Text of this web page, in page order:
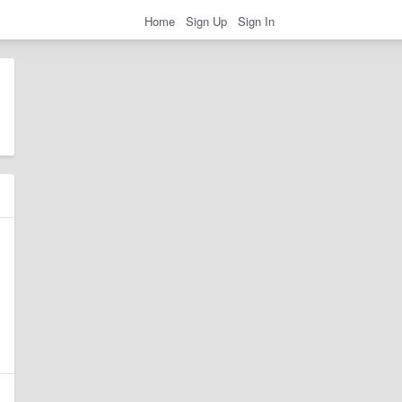
Home Sign Up Sign In